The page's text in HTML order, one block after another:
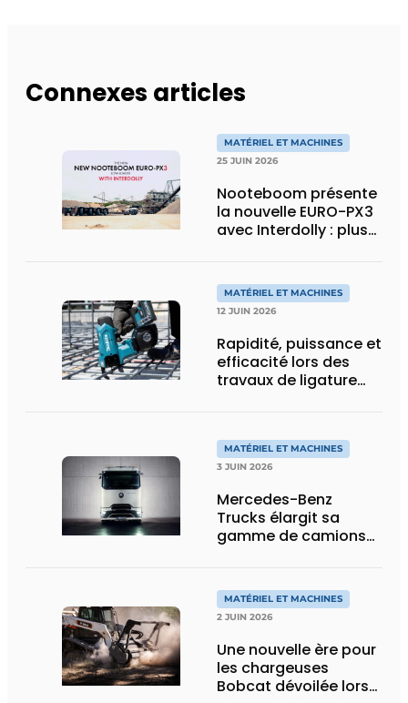
Connexes articles
MATÉRIEL ET MACHINES
25 JUIN 2026
Nooteboom présente
la nouvelle EURO-PX3
avec Interdolly : plus
transport spécial
MATÉRIEL ET MACHINES
12 JUIN 2026
Rapidité, puissance et
efficacité lors des
travaux de ligature
MATÉRIEL ET MACHINES
3 JUIN 2026
Mercedes-Benz
Trucks élargit sa
gamme de camions
eActros Lowliner
MATÉRIEL ET MACHINES
2 JUIN 2026
Une nouvelle ère pour
les chargeuses
Bobcat dévoilée lors